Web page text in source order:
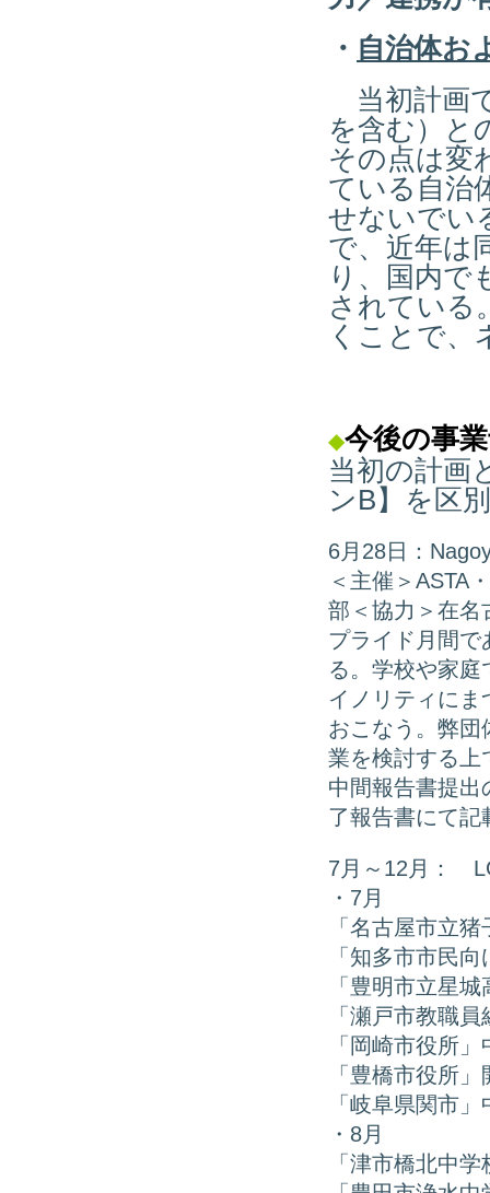
・ 自治体お
当初計画
を含む）と
その点は変
ている自治
せないでい
で、近年は
り、国内で
されている
くことで、
◆今後の事
当初の計画
ンB】を区
6月28日：
＜主催＞ASTA
部＜協力＞在名
プライド月間で
る。学校や家
イノリティに
おこなう。弊
業を検討する上
中間報告書提出
了報告書にて記
7月～12月：
・7月
「名古屋市立
「知多市市民
「豊明市立星
「瀬戸市教職
「岡崎市役所」
「豊橋市役所
「岐阜県関市」
・8月
「津市橋北中